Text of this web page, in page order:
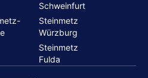
Schweinfurt
Steinmetz
Würzburg
Steinmetz
Fulda